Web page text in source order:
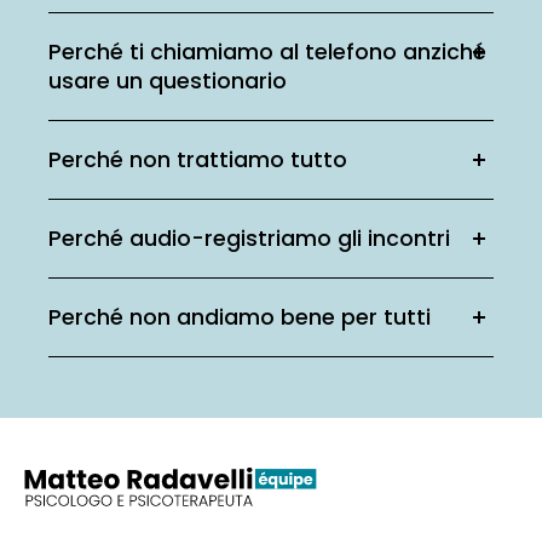
Perché ti chiamiamo al telefono anziché
usare un questionario
Perché non trattiamo tutto
Perché audio-registriamo gli incontri
Perché non andiamo bene per tutti